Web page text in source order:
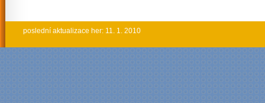
poslední aktualizace her: 11. 1. 2010